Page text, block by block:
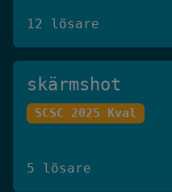
12 lösare
skärmshot
SCSC 2025 Kval
5 lösare